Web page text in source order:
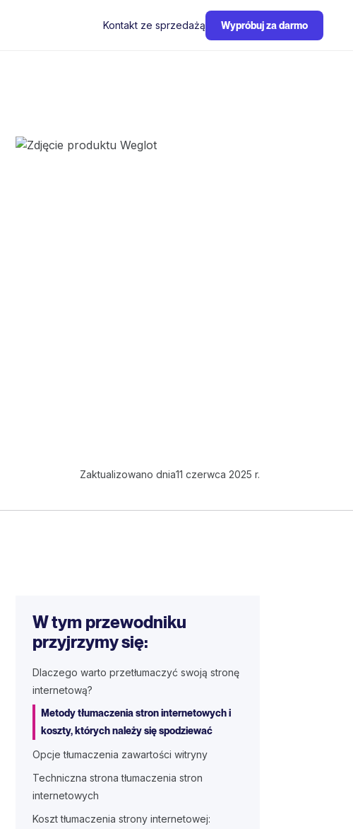
Kontakt ze sprzedażą Wypróbuj za darmo
Zaktualizowano dnia11 czerwca 2025 r.
W tym przewodniku
przyjrzymy się:
Dlaczego warto przetłumaczyć swoją stronę
internetową?
Metody tłumaczenia stron internetowych i
koszty, których należy się spodziewać
Opcje tłumaczenia zawartości witryny
Techniczna strona tłumaczenia stron
internetowych
Koszt tłumaczenia strony internetowej: